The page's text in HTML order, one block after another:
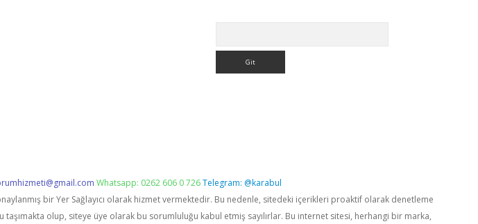
Whatsapp: 0262 606 0 726Telegram: @karabul
bir Yer Sağlayıcı olarak hizmet vermektedir. Bu nedenle, sitedeki içerikleri proaktif olarak denetleme
olup, siteye üye olarak bu sorumluluğu kabul etmiş sayılırlar. Bu internet sitesi, herhangi bir marka,